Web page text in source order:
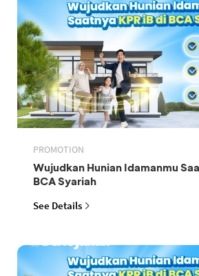
PROMOTION
Wujudkan Hunian Idamanmu
BCA Syariah
See Details